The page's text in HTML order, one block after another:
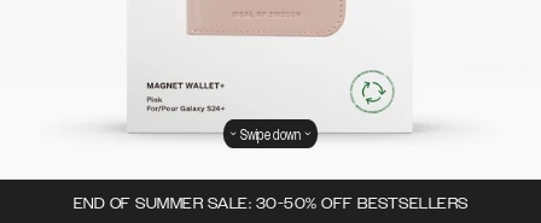
END OF SUMMER SALE: 30-50% OFF BESTSELLERS
Swipe down